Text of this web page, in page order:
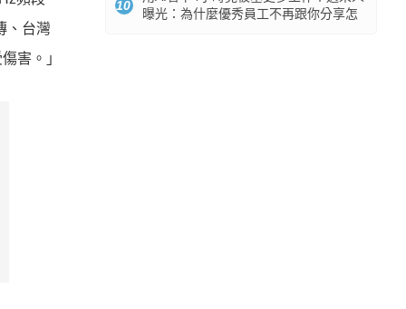
、台灣
害。」
10
曝光：為什麼優秀員工不再跟你分享怎